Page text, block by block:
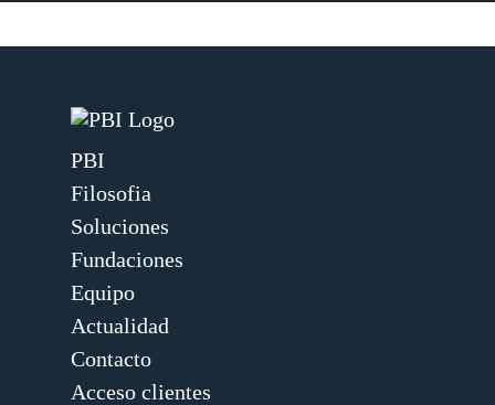
PBI
Filosofia
Soluciones
Fundaciones
Equipo
Actualidad
Contacto
Acceso clientes